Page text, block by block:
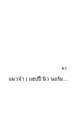
แมวจ๋า | แฮปปี้ นิว นอร์มอล 2565